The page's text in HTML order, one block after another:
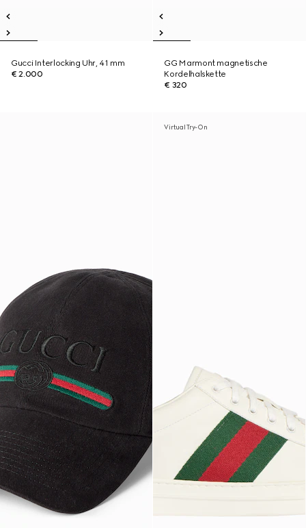
Gucci Interlocking Uhr, 41 mm
€ 2.000
GG Marmont magnetische
Kordelhalskette
€ 320
Virtual Try-On